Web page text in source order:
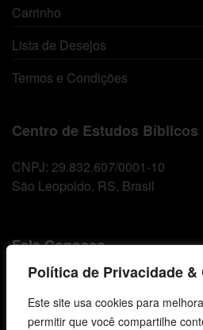
Política de Privacidade &
Este site usa cookies para
permitir que você compartilhe
Carrinho
Lista de Desejos
Termos e Condições
Centro de Estudos Bíblicos
CNPJ: 29.832.607/0001-10
São Leopoldo, RS, Brasil
Fale Conosco
E-mails
vendas@cebi.org.br
comunicacao@cebi.org.br